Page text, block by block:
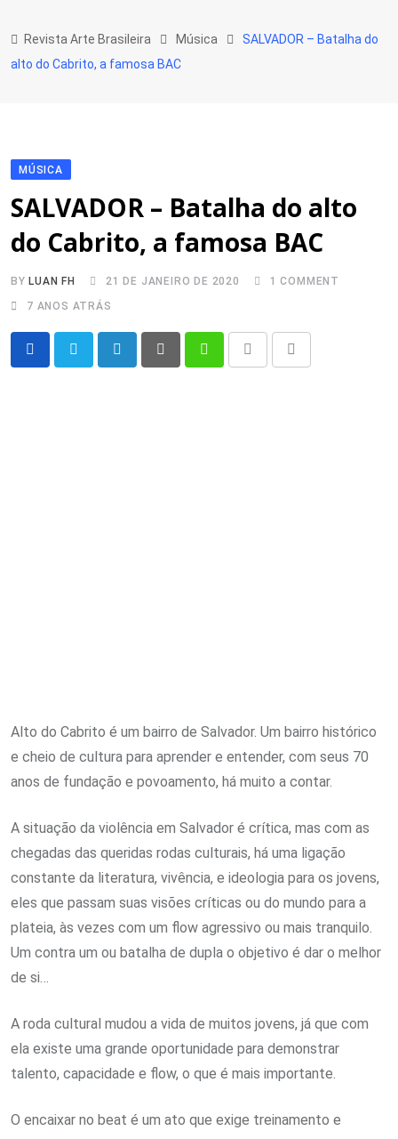
to
content
Revista Arte Brasileira Música
SALVADOR – Batalha do
alto do Cabrito, a famosa BAC
MÚSICA
SALVADOR – Batalha do alto
do Cabrito, a famosa BAC
BY LUAN FH 21 DE JANEIRO DE 2020 1 COMMENT
7 ANOS ATRÁS
Alto do Cabrito é um bairro de Salvador. Um bairro histórico
e cheio de cultura para aprender e entender, com seus 70
anos de fundação e povoamento, há muito a contar.
A situação da violência em Salvador é crítica, mas com as
chegadas das queridas rodas culturais, há uma ligação
constante da literatura, vivência, e ideologia para os jovens,
eles que passam suas visões críticas ou do mundo para a
plateia, às vezes com um flow agressivo ou mais tranquilo.
Um contra um ou batalha de dupla o objetivo é dar o melhor
de si…
A roda cultural mudou a vida de muitos jovens, já que com
ela existe uma grande oportunidade para demonstrar
talento, capacidade e flow, o que é mais importante.
O encaixar no beat é um ato que exige treinamento e